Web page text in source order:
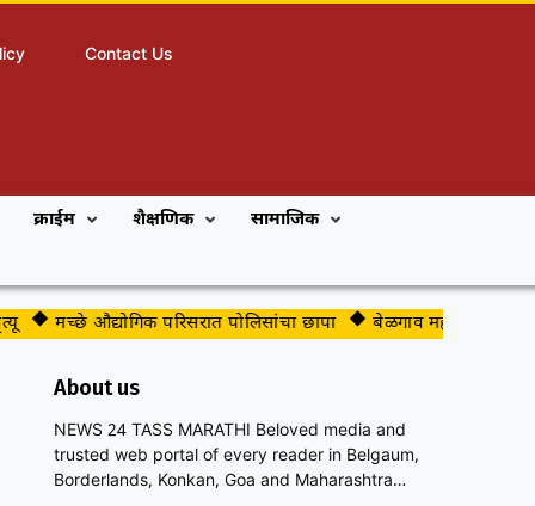
Contact Us
क्राईम शैक्षणिक सामाजिक
मच्छे औद्योगिक परिसरात पोलिसांचा छापा बेळगाव महापालिकेच्या
About us
NEWS 24 TASS MARATHI Beloved media and
trusted web portal of every reader in Belgaum,
Borderlands, Konkan, Goa and Maharashtra…